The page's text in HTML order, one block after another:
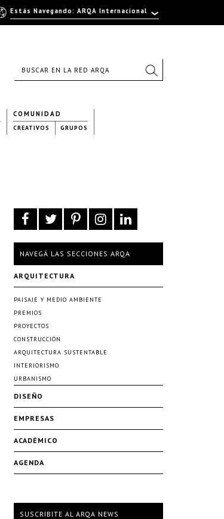
COMUNIDAD
CREATIVOS GRUPOS
NAVEGÁ LAS SECCIONES ARQA
ARQUITECTURA
PAISAJE Y MEDIO AMBIENTE
PREMIOS
PROYECTOS
CONSTRUCCIÓN
ARQUITECTURA SUSTENTABLE
INTERIORISMO
URBANISMO
DISEÑO
EMPRESAS
ACADÉMICO
AGENDA
SUSCRIBITE AL ARQA NEWS
Estás Navegando: ARQA Internacional